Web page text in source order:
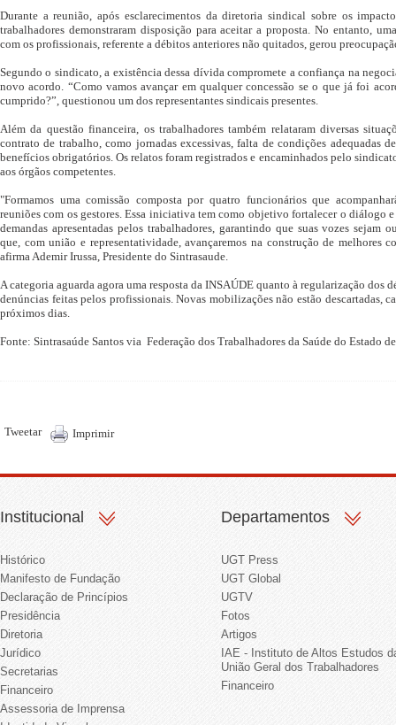
Durante a reunião, após esclarecimentos da diretoria sindical sobre os
trabalhadores demonstraram disposição para aceitar a proposta. No entanto,
com os profissionais, referente a débitos anteriores não quitados, gerou
Segundo o sindicato, a existência dessa dívida compromete a confiança na
novo acordo. “Como vamos avançar em qualquer concessão se o que já foi
cumprido?”, questionou um dos representantes sindicais presentes.
Além da questão financeira, os trabalhadores também relataram diversas
contrato de trabalho, como jornadas excessivas, falta de condições adequadas
benefícios obrigatórios. Os relatos foram registrados e encaminhados pelo
aos órgãos competentes.
"Formamos uma comissão composta por quatro funcionários que
reuniões com os gestores. Essa iniciativa tem como objetivo fortalecer o diálogo e
demandas apresentadas pelos trabalhadores, garantindo que suas vozes sejam
que, com união e representatividade, avançaremos na construção de melhores
afirma Ademir Irussa, Presidente do Sintrasaude.
A categoria aguarda agora uma resposta da INSAÚDE quanto à regularização dos
denúncias feitas pelos profissionais. Novas mobilizações não estão descartadas,
próximos dias.
Fonte: Sintrasaúde Santos via Federação dos Trabalhadores da Saúde do Estado
Tweetar Imprimir
Institucional
Histórico
Manifesto de Fundação
Declaração de Princípios
Presidência
Diretoria
Jurídico
Secretarias
Financeiro
Assessoria de Imprensa
Departamentos
UGT Press
UGT Global
UGTV
Fotos
Artigos
IAE - Instituto de Altos Estudos
União Geral dos Trabalhadores
Financeiro